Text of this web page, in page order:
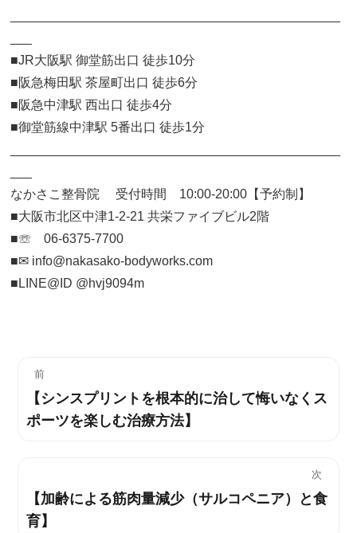
■JR大阪駅 御堂筋出口 徒歩10分
■阪急梅田駅 茶屋町出口 徒歩6分
■阪急中津駅 西出口 徒歩4分
■御堂筋線中津駅 5番出口 徒歩1分
なかさこ整骨院 受付時間 10:00-20:00【予約制】
■大阪市北区中津1-2-21 共栄ファイブビル2階
■☏ 06-6375-7700
■✉︎ info@nakasako-bodyworks.com
■LINE@ID @hvj9094m
前
過
去
稿:
【シンスプリントを根本的に治して悔いなくス
ポーツを楽しむ治療方法】
次
次
の
【加齢による筋肉量減少（サルコペニア）と食
育】